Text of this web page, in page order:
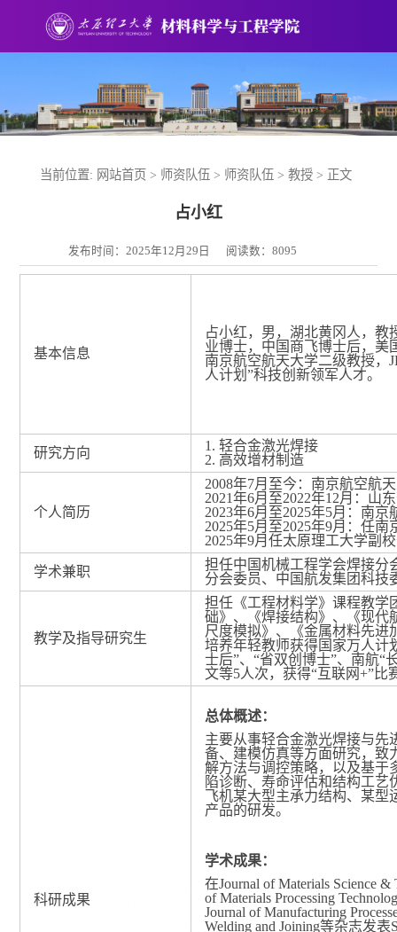
当前位置: 网站首页 > 师资队伍 > 师资队伍 > 教授> 正文
占小红
发布时间：2025年12月29日 阅读数： 8095
基本信息
占小红，男，湖北黄冈人，教
业博士，中国商飞博士后，美
南京航空航天大学二级教授，
人计划”科技创新领军人才。
研究方向 1. 轻合金激光焊接
2. 高效增材制造
个人简历
2008年7月至今：南京航空航
2021年6月至2022年12月：山
2023年6月至2025年5月：南京
2025年5月至2025年9月：任南
2025年9月任太原理工大学副
学术兼职
担任中国机械工程学会焊接分
分会委员、中国航发集团科技
教学及指导研究生
担任《工程材料学》课程教学
础》、《焊接结构》、《现代
尺度模拟》、《金属材料先进
培养年轻教师获得国家万人计
士后”、“省双创博士”、 南航“
文等5人次，获得“互联网+”比
科研成果
总体概述：
主要从事轻合金激光焊接与先
备、建模仿真等方面研究，致
解方法与调控策略，以及基于
陷诊断、寿命评估和结构工
飞机某大型主承力结构、某型
产品的研发。
学术成果：
在Journal of Materials Science &
of Materials Processing
Journal of Manufacturing
Welding and Joining等杂志发表